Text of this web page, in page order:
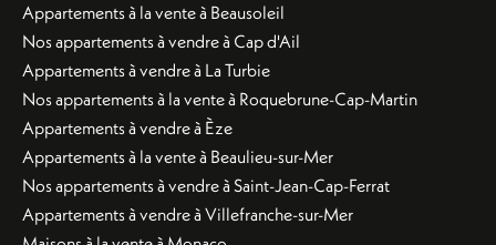
Appartements à la vente à Beausoleil
Nos appartements à vendre à Cap d'Ail
Appartements à vendre à La Turbie
Nos appartements à la vente à Roquebrune-Cap-Martin
Appartements à vendre à Èze
Appartements à la vente à Beaulieu-sur-Mer
Nos appartements à vendre à Saint-Jean-Cap-Ferrat
Appartements à vendre à Villefranche-sur-Mer